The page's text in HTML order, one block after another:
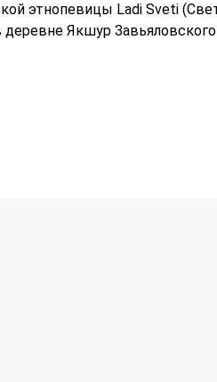
этнопевицы Ladi Sveti
Якшур Завьяловского